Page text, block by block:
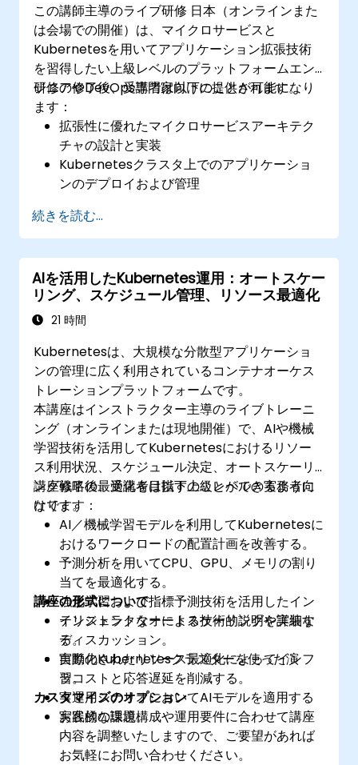
この講師主導のライブ研修 日本（オンラインまた
は会場での開催）は、マイクロサービスと
Kubernetesを用いてアプリケーション拡張技術
を習得したい上級レベルのプラットフォームエン
ジニアやDevOps専門家向けに提供されます。
研修の修了後、受講者は以下のことが可能になり
ます：
拡張性に優れたマイクロサービスアーキテク
チャの設計と実装
Kubernetesクラスタ上でのアプリケーショ
ンのデプロイおよび管理
導入
本番環境におけるマイクロサービスの健全性
の監視と維持
Kubernetes環境においてセキュリティとコ
ンプライアンスに関するベストプラクティス
の適用
続きを読む...
AIを活用したKubernetes運用：オートスケー
リング、スケジュール管理、リソース最適化
21 時間
Kubernetesは、大規模な分散型アプリケーショ
ンの管理に広く利用されているコンテナオーケス
トレーションプラットフォームです。
本講座はインストラクター主導のライブトレーニ
ング（オンラインまたは現地開催）で、AIや機械
学習技術を活用してKubernetesにおけるリソー
ス利用状況、スケジュール決定、オートスケーリ
ング戦略の最適化を目指す上級レベルの実務者向
けです。
講座修了後、受講者は以下のことができるように
なります：
AI／機械学習モデルを利用してKubernetesに
おけるワークロードの配置計画を改善する。
予測分析を用いてCPU、GPU、メモリの割り
当てを最適化する。
強化学習および指標予測技術を活用したイン
テリジェントなオートスケーリングを実装す
る。
自動化されたリソース最適化によってインフ
ラコストと応答遅延を削減する。
講座の形式について
インストラクターによる技術的説明や詳細な
ディスカッション。
実際のKubernetesクラスターを使った演
習。
​実運用シナリオにおいてAIモデルを適用する
実践的な課題。
カスタマイズのオプション
お客様の環境構成や運用要件に合わせて講座
内容を調整いたしますので、ご要望があれば
お気軽にお問い合わせください。